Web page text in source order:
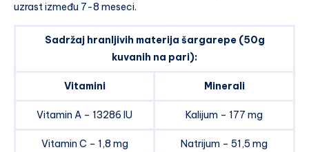
uzrast između 7-8 meseci.
Sadržaj hranljivih materija šargarepe (50g
kuvanih na pari):
Vitamini Minerali
Vitamin A – 13286 IU Kalijum – 177 mg
Vitamin C – 1,8 mg Natrijum – 51,5 mg